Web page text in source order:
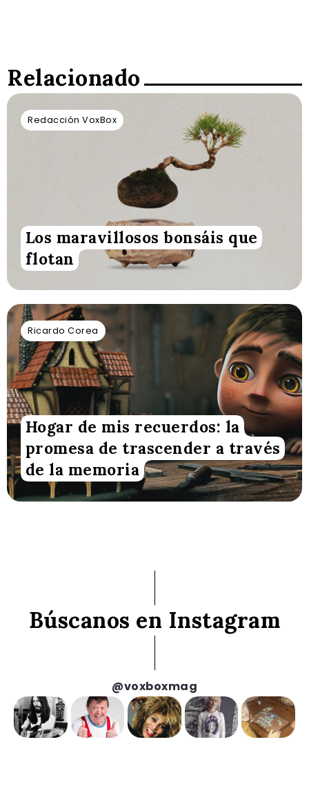
Relacionado
Redacción VoxBox
Los maravillosos bonsáis que
flotan
Ricardo Corea
Hogar de mis recuerdos: la
promesa de trascender a través
de la memoria
Búscanos en Instagram
@voxboxmag